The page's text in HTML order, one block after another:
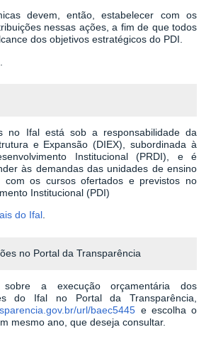
devem, então, estabelecer com os
nessas ações, a fim de que todos
dos objetivos estratégicos do PDI.
no Ifal está sob a responsabilidade da
e Expansão (DIEX), subordinada à
Institucional (PRDI), e é
às demandas das unidades de ensino
com os cursos ofertados e previstos no
Institucional (PDI)
do Ifal.
no Portal da Transparência
sobre a execução orçamentária dos
do Ifal no Portal da Transparência,
url/baec5445 e escolha o
mesmo ano, que deseja consultar.